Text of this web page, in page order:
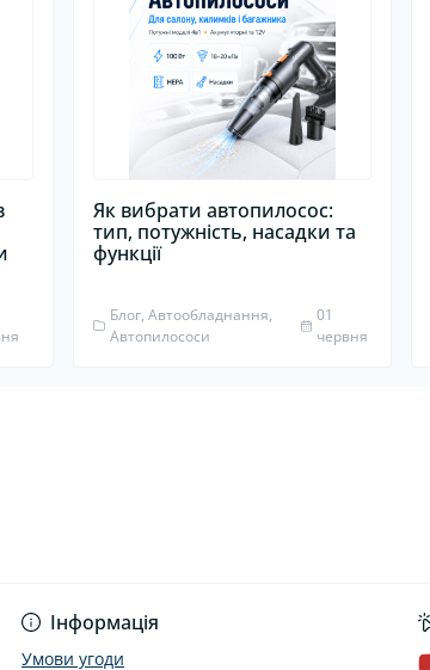
Як вибрати автопилосос:
тип, потужність, насадки та
функції
Блог, Автообладнання,
Автопилососи
01
червня
Інформація
Умови угоди